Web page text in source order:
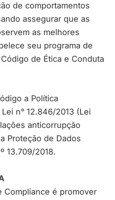
de comportamentos
assegurar que as
as melhores
seu programa de
de Ética e Conduta
a Política
n° 12.846/2013 (Lei
anticorrupção
Proteção de Dados
13.709/2018.
Compliance é promover